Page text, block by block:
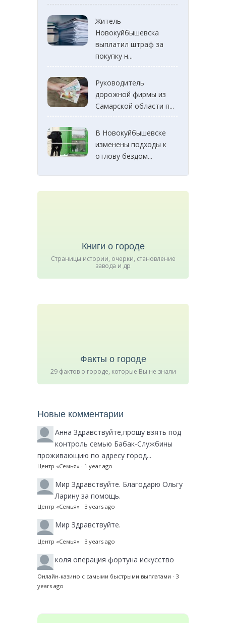
Житель
Новокуйбышевска
выплатил штраф за
покупку н...
Руководитель
дорожной фирмы из
Самарской области п...
В Новокуйбышевске
изменены подходы к
отлову бездом...
Книги о городе
Страницы истории, очерки, становление
завода и др
Факты о городе
29 фактов о городе, которые Вы не знали
Новые комментарии
Анна Здравствуйте,прошу взять под
контроль семью Бабак-Службины
проживающию по адресу город...
Центр «Семья» · 1 year ago
Мир Здравствуйте. Благодарю Ольгу
Ларину за помощь.
Центр «Семья» · 3 years ago
Мир Здравствуйте.
Центр «Семья» · 3 years ago
коля операция фортуна искусство
Онлайн-казино с самыми быстрыми выплатами · 3
years ago